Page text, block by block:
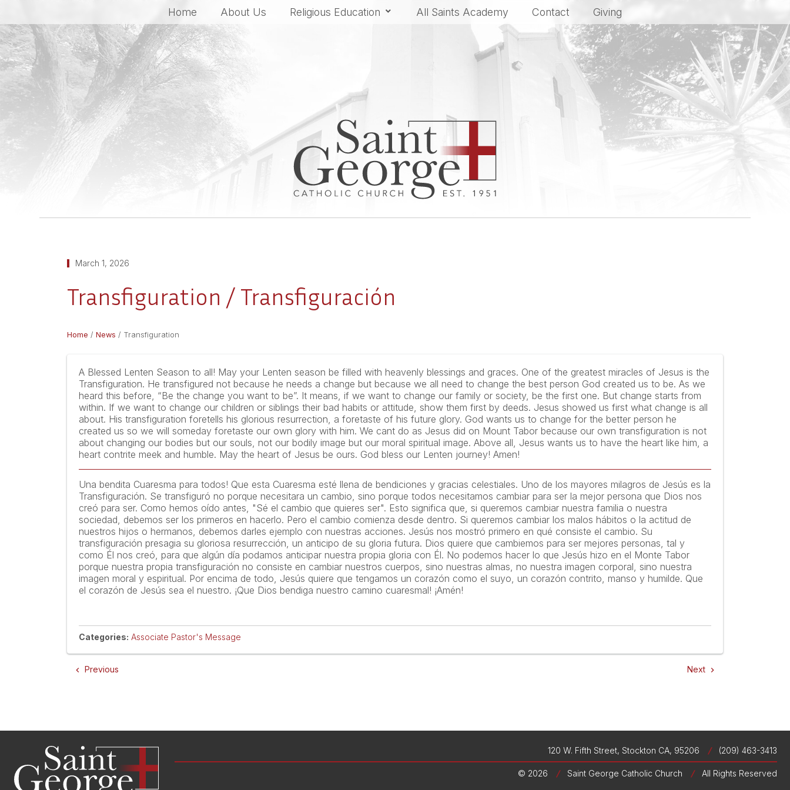
Home About Us Religious Education All Saints Academy Contact Giving
March 1, 2026
Transfiguration / Transfiguración
Home / News / Transfiguration
A Blessed Lenten Season to all! May your Lenten season be filled with heavenly blessings and graces. One of the greatest miracles of Jesus is the
Transfiguration. He transfigured not because he needs a change but because we all need to change the best person God created us to be. As we
heard this before, “Be the change you want to be”. It means, if we want to change our family or society, be the first one. But change starts from
within. If we want to change our children or siblings their bad habits or attitude, show them first by deeds. Jesus showed us first what change is all
about. His transfiguration foretells his glorious resurrection, a foretaste of his future glory. God wants us to change for the better person he
created us so we will someday foretaste our own glory with him. We cant do as Jesus did on Mount Tabor because our own transfiguration is not
about changing our bodies but our souls, not our bodily image but our moral spiritual image. Above all, Jesus wants us to have the heart like him, a
heart contrite meek and humble. May the heart of Jesus be ours. God bless our Lenten journey! Amen!
Una bendita Cuaresma para todos! Que esta Cuaresma esté llena de bendiciones y gracias celestiales. Uno de los mayores milagros de Jesús es la
Transfiguración. Se transfiguró no porque necesitara un cambio, sino porque todos necesitamos cambiar para ser la mejor persona que Dios nos
creó para ser. Como hemos oído antes, "Sé el cambio que quieres ser". Esto significa que, si queremos cambiar nuestra familia o nuestra
sociedad, debemos ser los primeros en hacerlo. Pero el cambio comienza desde dentro. Si queremos cambiar los malos hábitos o la actitud de
nuestros hijos o hermanos, debemos darles ejemplo con nuestras acciones. Jesús nos mostró primero en qué consiste el cambio. Su
transfiguración presagia su gloriosa resurrección, un anticipo de su gloria futura. Dios quiere que cambiemos para ser mejores personas, tal y
como Él nos creó, para que algún día podamos anticipar nuestra propia gloria con Él. No podemos hacer lo que Jesús hizo en el Monte Tabor
porque nuestra propia transfiguración no consiste en cambiar nuestros cuerpos, sino nuestras almas, no nuestra imagen corporal, sino nuestra
imagen moral y espiritual. Por encima de todo, Jesús quiere que tengamos un corazón como el suyo, un corazón contrito, manso y humilde. Que
el corazón de Jesús sea el nuestro. ¡Que Dios bendiga nuestro camino cuaresmal! ¡Amén!
Categories: Associate Pastor's Message
navigate_before Previous Next navigate_next
120 W. Fifth Street, Stockton CA, 95206 / (209) 463-3413
© 2026 / Saint George Catholic Church / All Rights Reserved